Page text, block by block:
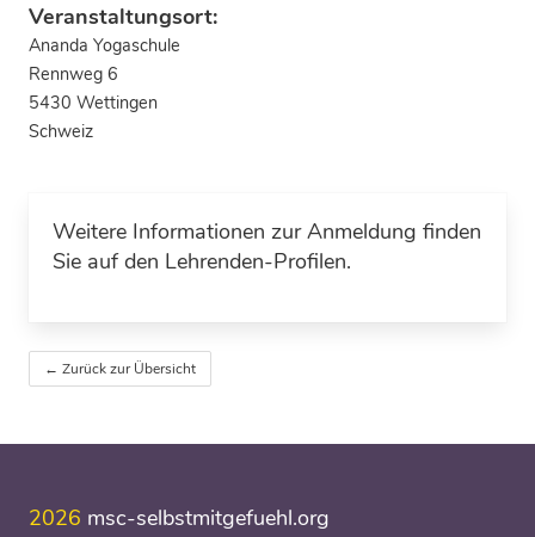
Veranstaltungsort:
Ananda Yogaschule
Rennweg 6
5430 Wettingen
Schweiz
Weitere Informationen zur Anmeldung finden
Sie auf den Lehrenden-Profilen.
← Zurück zur Übersicht
2026 msc-selbstmitgefuehl.org